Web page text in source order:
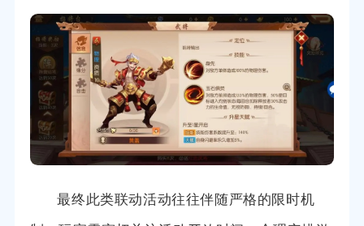
最终此类联动活动往往伴随严格的限时机